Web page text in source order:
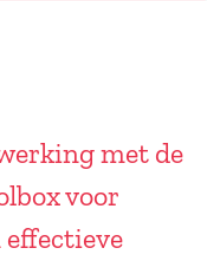
met de
voor